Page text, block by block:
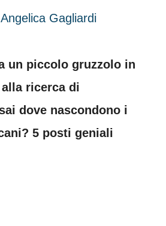
Angelica Gagliardi
un piccolo gruzzolo in
ricerca di
dove nascondono i
5 posti geniali